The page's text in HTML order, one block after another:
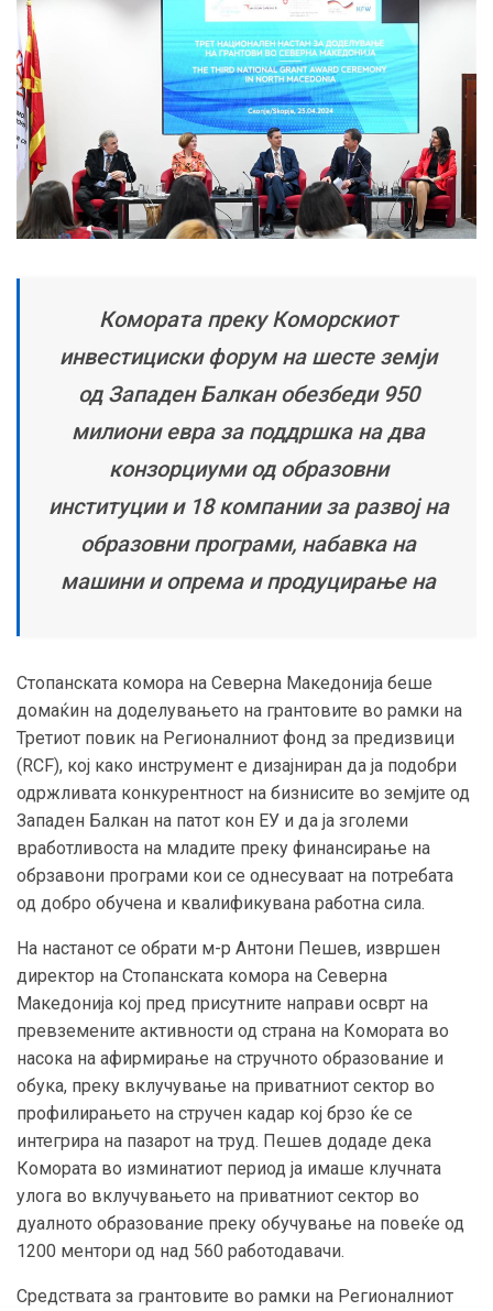
Комората преку Коморскиот
инвестициски форум на шесте земји
од Западен Балкан обезбеди 950
милиони евра за поддршка на два
конзорциуми од образовни
институции и 18 компании за развој на
образовни програми, набавка на
машини и опрема и продуцирање на
Стопанската комора на Северна Македонија беше
домаќин на доделувањето на грантовите во рамки на
Третиот повик на Регионалниот фонд за предизвици
(RCF), кој како инструмент е дизајниран да ја подобри
одржливата конкурентност на бизнисите во земјите од
Западен Балкан на патот кон ЕУ и да ја зголеми
вработливоста на младите преку финансирање на
обрзавони програми кои се однесуваат на потребата
од добро обучена и квалификувана работна сила.
На настанот се обрати м-р Антони Пешев, извршен
директор на Стопанската комора на Северна
Македонија кој пред присутните направи осврт на
превземените активности од страна на Комората во
насока на афирмирање на стручното образование и
обука, преку вклучување на приватниот сектор во
профилирањето на стручен кадар кој брзо ќе се
интегрира на пазарот на труд. Пешев додаде дека
Комората во изминатиот период ја имаше клучната
улога во вклучувањето на приватниот сектор во
дуалното образование преку обучување на повеќе од
1200 ментори од над 560 работодавачи.
Средствата за грантовите во рамки на Регионалниот